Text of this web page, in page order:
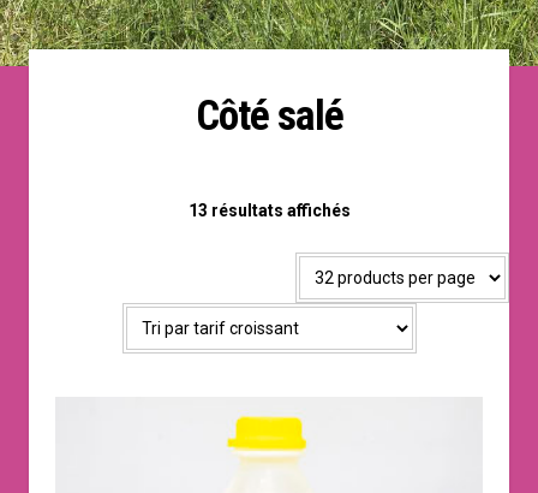
Côté salé
13 résultats affichésTrié
prix
croissant